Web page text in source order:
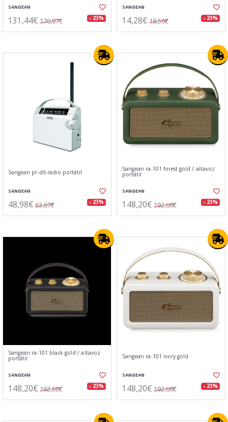
SANGEAN
131,44€ 170,87€ - 23%
SANGEAN
14,28€ 18,56€ - 23%
Sangean pr-d6 radio portátil
SANGEAN
48,98€ 63,67€ - 23%
Sangean ra-101 forest gold / altavoz
portátil
SANGEAN
148,20€ 192,66€ - 23%
Sangean ra-101 black gold / altavoz
portátil
SANGEAN
148,20€ 192,66€ - 23%
Sangean ra-101 ivory gold
SANGEAN
148,20€ 192,66€ - 23%